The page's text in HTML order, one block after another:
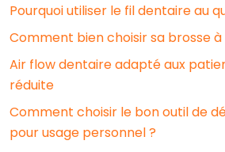
Pourquoi utiliser le fil dentaire au
Comment bien choisir sa brosse à
Air flow dentaire adapté aux
réduite
Comment choisir le bon outil de
pour usage personnel ?